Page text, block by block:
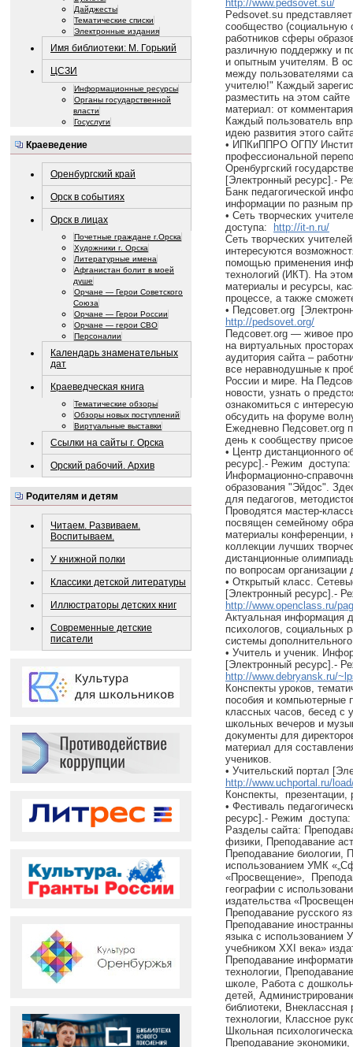
Дайджесты
Тематические списки
Электронные издания
Имя библиотеки: М. Горький
ЦСЗИ
Информационные ресурсы
Органы государственной
власти
Госуслуги
Краеведение
Оренбургский край
Орск в событиях
Орск в лицах
Почетные граждане г.Орска
Художники г. Орска
Литературные имена
Афганистан болит в моей
душе
Орчане — Герои Советского
Союза
Орчане — Герои России
Орчане — герои СВО
Персоналии
Календарь знаменательных
дат
Краеведческая книга
Тематические обзоры
Обзоры новых поступлений
Виртуальные выставки
Ссылки на сайты г. Орска
Орский рабочий. Архив
Родителям и детям
Читаем. Развиваем.
Воспитываем.
У книжной полки
Классики детской литературы
Иллюстраторы детских книг
Современные детские
писатели
http://www.pedsovet.su/
Pedsovet.su
сообщество (социальную
работников сферы
различную поддержку и
и опытным учителям. В
между пользователями
учителю!" Каждый
разместить на этом
материал: от
Каждый пользователь
идею развития этого
• ИПКиППРО ОГПУ
профессиональной
Оренбургский
[Электронный ресурс].-
Банк педагогической
информации по разным
• Сеть творческих
доступа:
http://it-n.ru/
Сеть творческих
интересуются
помощью применения
технологий (ИКТ). На
материалы и ресурсы,
процессе, а также
• Педсовет.org
http://pedsovet.org/
Педсовет.org — живое
на виртуальных
аудитория сайта –
все неравнодушные к
России и мире. На
новости, узнать о
ознакомиться с
обсудить на форуме
Ежедневно Педсовет.org
день к сообществу
• Центр дистанционного
ресурс].- Режим доступа:
Информационно-
образования "Эйдос".
для педагогов,
Проводятся мастер-
посвящен семейному
материалы конференции,
коллекции лучших
дистанционные
по вопросам
• Открытый класс.
[Электронный ресурс].-
http://www.openclass.ru/
Актуальная информация
психологов, социальных
системы
• Учитель и ученик.
[Электронный ресурс].-
http://www.debryansk.ru/
Конспекты уроков,
пособия и компьютерные
классных часов, бесед с
школьных вечеров и
документы для
материал для
учеников.
• Учительский портал
http://www.uchportal.ru/
Конспекты, презентации,
• Фестиваль
ресурс].- Режим доступа:
Разделы сайта:
физики, Преподавание
Преподавание биологии,
использованием УМК
«Просвещение»,
географии с
издательства
Преподавание русского
Преподавание
языка с использованием
учебником XXI века»
Преподавание
технологии,
школе, Работа с
детей,
библиотеки, Внеклассная
технологии, Классное
Школьная
Преподавание